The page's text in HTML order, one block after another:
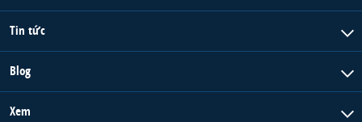
Tin tức
Blog
Xem